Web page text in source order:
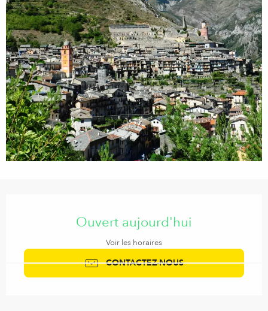
Ouvert aujourd'hui
Voir les horaires
CONTACTEZ-NOUS